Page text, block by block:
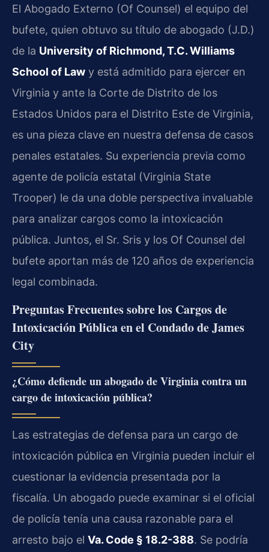
El Abogado Externo (Of Counsel) el equipo del
bufete, quien obtuvo su título de abogado (J.D.)
de la University of Richmond, T.C. Williams
School of Law y está admitido para ejercer en
Virginia y ante la Corte de Distrito de los
Estados Unidos para el Distrito Este de Virginia,
es una pieza clave en nuestra defensa de casos
penales estatales. Su experiencia previa como
agente de policía estatal (Virginia State
Trooper) le da una doble perspectiva invaluable
para analizar cargos como la intoxicación
pública. Juntos, el Sr. Sris y los Of Counsel del
bufete aportan más de 120 años de experiencia
legal combinada.
Preguntas Frecuentes sobre los Cargos de
Intoxicación Pública en el Condado de James
City
¿Cómo defiende un abogado de Virginia contra un
cargo de intoxicación pública?
Las estrategias de defensa para un cargo de
intoxicación pública en Virginia pueden incluir el
cuestionar la evidencia presentada por la
fiscalía. Un abogado puede examinar si el oficial
de policía tenía una causa razonable para el
arresto bajo el Va. Code § 18.2-388. Se podría